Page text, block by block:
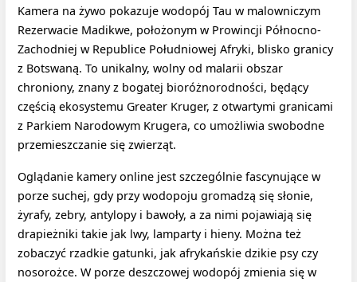
Kamera na żywo pokazuje wodopój Tau w malowniczym
Rezerwacie Madikwe, położonym w Prowincji Północno-
Zachodniej w Republice Południowej Afryki, blisko granicy
z Botswaną. To unikalny, wolny od malarii obszar
chroniony, znany z bogatej bioróżnorodności, będący
częścią ekosystemu Greater Kruger, z otwartymi granicami
z Parkiem Narodowym Krugera, co umożliwia swobodne
przemieszczanie się zwierząt.
Oglądanie kamery online jest szczególnie fascynujące w
porze suchej, gdy przy wodopoju gromadzą się słonie,
żyrafy, zebry, antylopy i bawoły, a za nimi pojawiają się
drapieżniki takie jak lwy, lamparty i hieny. Można też
zobaczyć rzadkie gatunki, jak afrykańskie dzikie psy czy
nosorożce. W porze deszczowej wodopój zmienia się w